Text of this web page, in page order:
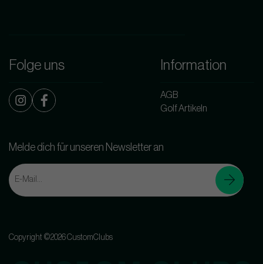
Folge uns Information
AGB
Golf Artikeln
Melde dich für unseren Newsletter an
Copyright ©2026 CustomClubs